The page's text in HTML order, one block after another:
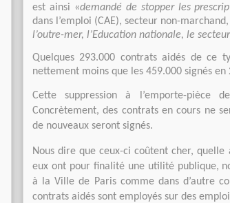
est ainsi «demandé de stopper les
dans l’emploi (CAE), secteur non-
l’outre-mer, l’Education nationale, le
Quelques 293.000 contrats aidés de ce
nettement moins que les 459.000 signés en
Cette suppression à l’emporte-pièce
Concrètement, des contrats en cours ne
de nouveaux seront signés.
Nous dire que ceux-ci coûtent cher,
eux ont pour finalité une utilité publique,
à la Ville de Paris comme dans d’autre
contrats aidés sont employés sur des